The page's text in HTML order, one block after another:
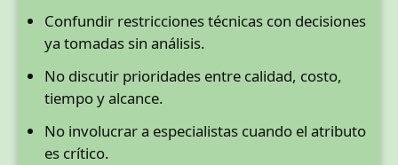
Confundir restricciones técnicas con decisiones
ya tomadas sin análisis.
No discutir prioridades entre calidad, costo,
tiempo y alcance.
No involucrar a especialistas cuando el atributo
es crítico.